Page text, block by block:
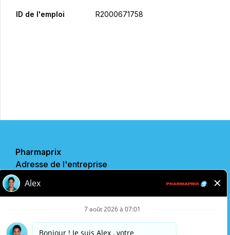
ID de l'emploi R2000671758
Pharmaprix
Adresse de l'entreprise
243 Consumers Road
Toronto, ON
Politique de confidentialité